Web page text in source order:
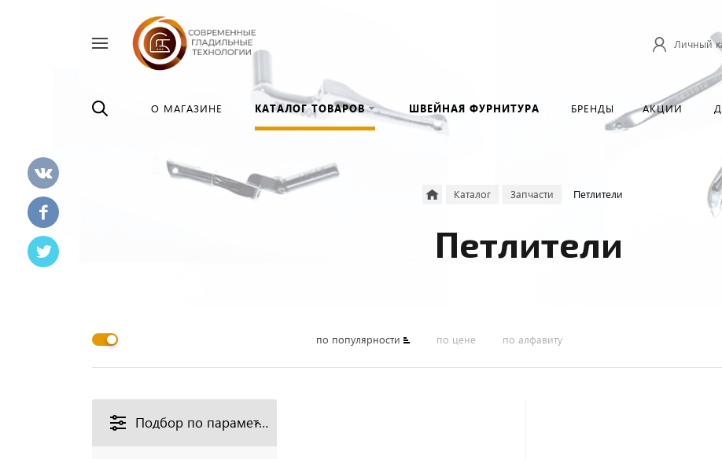
Личный
О МАГАЗИНЕ КАТАЛОГ ТОВАРОВ ШВЕЙНАЯ ФУРНИТУРА БРЕНДЫ АКЦИИ
Каталог Запчасти Петлители
Петлители
по популярности по цене по алфавиту
Подбор по параметрам